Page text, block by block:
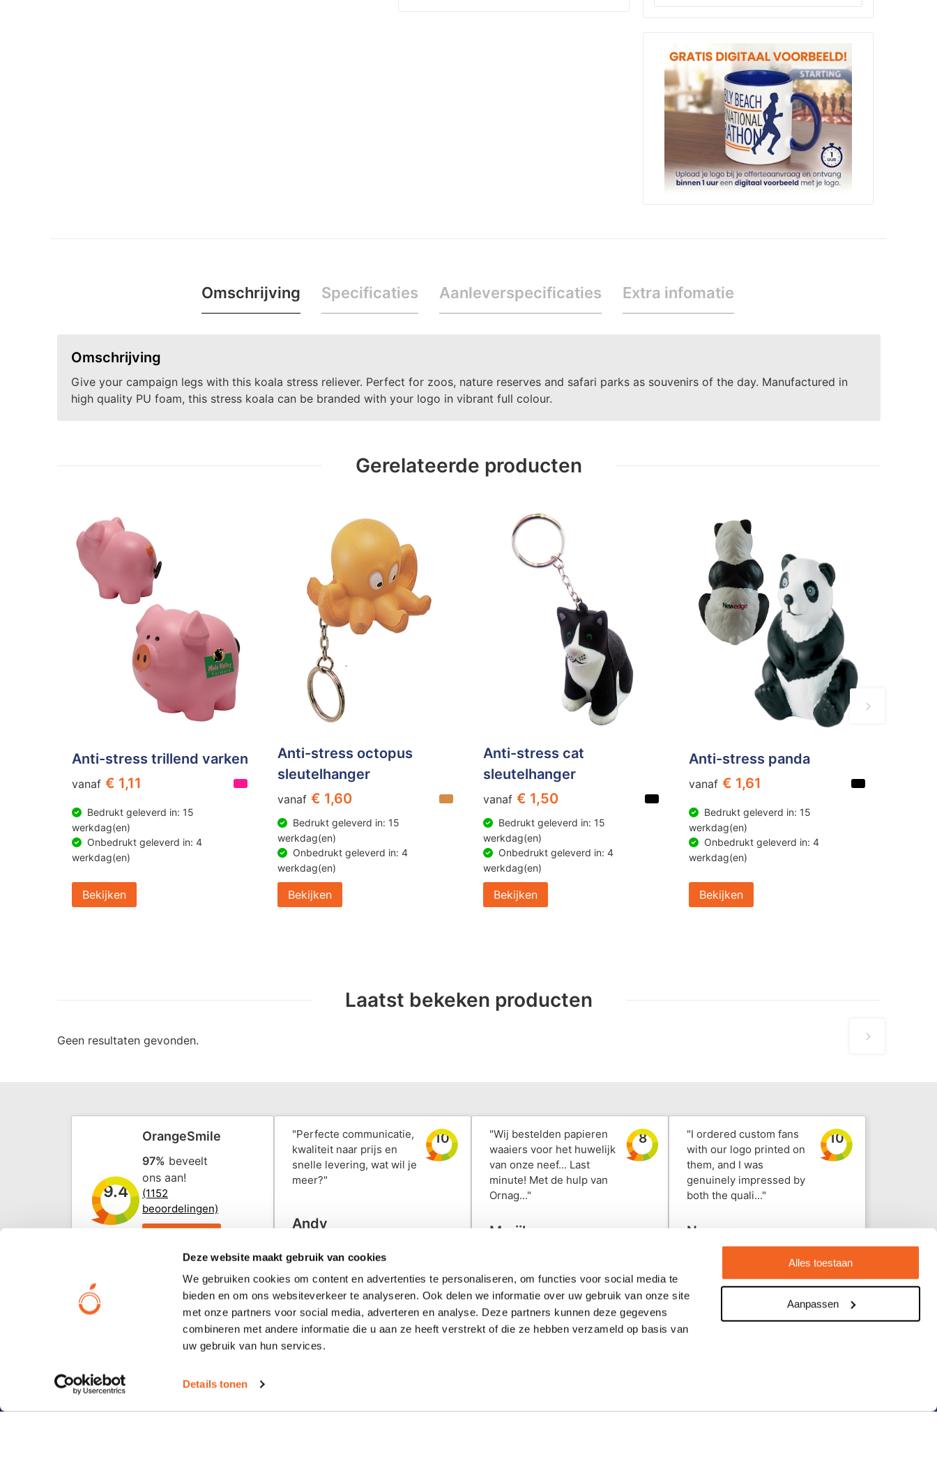
Deze website maakt gebruik van cookies
We gebruiken cookies om content en advertenties te personaliseren, om functies voor social media te
bieden en om ons websiteverkeer te analyseren. Ook delen we informatie over uw gebruik van onze site
met onze partners voor social media, adverteren en analyse. Deze partners kunnen deze gegevens
combineren met andere informatie die u aan ze heeft verstrekt of die ze hebben verzameld op basis van
uw gebruik van hun services.
Details tonen
Alles toestaan
Aanpassen
Omschrijving Specificaties Aanleverspecificaties Extra infomatie
Omschrijving
Give your campaign legs with this koala stress reliever. Perfect for zoos, nature reserves and safari parks as souvenirs of the day. Manufactured in
high quality PU foam, this stress koala can be branded with your logo in vibrant full colour.
Gerelateerde producten
Anti-stress trillend varken
vanaf € 1,11
Bedrukt geleverd in: 15
werkdag(en)
Onbedrukt geleverd in: 4
werkdag(en)
Bekijken
Anti-stress octopus
sleutelhanger
vanaf € 1,60
Bedrukt geleverd in: 15
werkdag(en)
Onbedrukt geleverd in: 4
werkdag(en)
Bekijken
Anti-stress cat
sleutelhanger
vanaf € 1,50
Bedrukt geleverd in: 15
werkdag(en)
Onbedrukt geleverd in: 4
werkdag(en)
Bekijken
Anti-stress panda
vanaf € 1,61
Bedrukt geleverd in: 15
werkdag(en)
Onbedrukt geleverd in: 4
werkdag(en)
Bekijken
Laatst bekeken producten
Geen resultaten gevonden.
9.4
OrangeSmile
97% beveelt
ons aan!
(1152
beoordelingen)
ons
"Perfecte communicatie,
kwaliteit naar prijs en
snelle levering, wat wil je
meer?"
10
Andy
"Wij bestelden papieren
waaiers voor het huwelijk
van onze neef... Last
minute! Met de hulp van
Ornag..."
8
Marijke
"I ordered custom fans
with our logo printed on
them, and I was
genuinely impressed by
both the quali..."
10
Nawon
29 juli 2026
Le Havre 104
Populaire categorieën